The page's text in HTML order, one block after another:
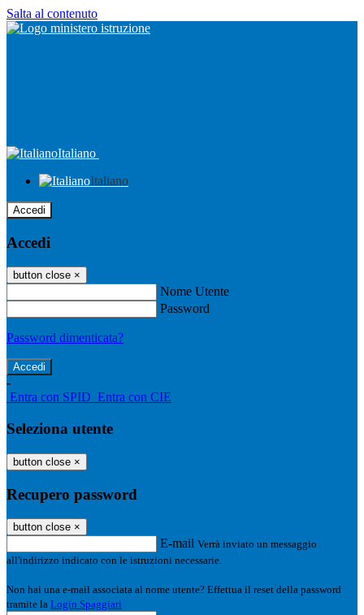
Salta al contenuto
Italiano
Italiano
Accedi
Accedi
button close ×
Nome Utente
Password
Password dimenticata?
-
Entra con SPID Entra con CIE
Seleziona utente
button close ×
Recupero password
button close ×
E-mail Verrà inviato un messaggio
all'indirizzo indicato con le istruzioni necessarie.
Non hai una e-mail associata al nome utente? Effettua il reset della password
tramite la Login Spaggiari